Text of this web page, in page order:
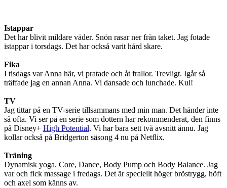
Istappar
Det har blivit mildare väder. Snön rasar ner från taket. Jag fotade
istappar i torsdags. Det har också varit hård skare.
Fika
I tisdags var Anna här, vi pratade och åt frallor. Trevligt. Igår så
träffade jag en annan Anna. Vi dansade och lunchade. Kul!
TV
Jag tittar på en TV-serie tillsammans med min man. Det händer inte
så ofta. Vi ser på en serie som dottern har rekommenderat, den finns
på Disney+ High Potential. Vi har bara sett två avsnitt ännu. Jag
kollar också på Bridgerton säsong 4 nu på Netflix.
Träning
Dynamisk yoga. Core, Dance, Body Pump och Body Balance. Jag
var och fick massage i fredags. Det är speciellt höger bröstrygg, höft
och axel som känns av.